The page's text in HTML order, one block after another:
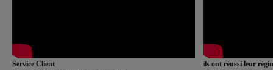
Service Client
ils ont réussi leur